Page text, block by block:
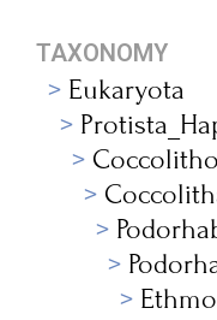
TAXONOMY
Eukaryota